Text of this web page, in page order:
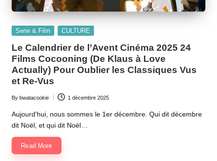
Posted
Serie & Film CULTURE
Le Calendrier de l’Avent Cinéma 2025 24
Films Cocooning (De Klaus à Love
Actually) Pour Oublier les Classiques Vus
et Re-Vus
Posted
by
By bwatacookie 1 décembre 2025
Aujourd'hui, nous sommes le 1er décembre. Qui dit décembre
dit Noël, et qui dit Noël…
Read More